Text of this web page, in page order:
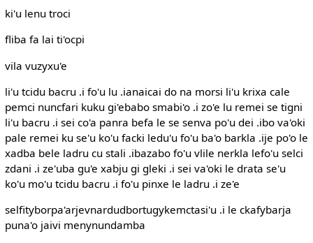
ki'u lenu troci
fliba fa lai ti'ocpi
vila vuzyxu'e
li'u tcidu bacru .i fo'u lu .ianaicai do na morsi li'u krixa cale
pemci nuncfari kuku gi'ebabo smabi'o .i zo'e lu remei se tigni
li'u bacru .i sei co'a panra befa le se senva po'u dei .ibo va'oki
pale remei ku se'u ko'u facki ledu'u fo'u ba'o barkla .ije po'o le
xadba bele ladru cu stali .ibazabo fo'u vlile nerkla lefo'u selci
zdani .i ze'uba gu'e xabju gi gleki .i sei va'oki le drata se'u
ko'u mo'u tcidu bacru .i fo'u pinxe le ladru .i ze'e
selfityborpa'arjevnardudbortugykemctasi'u .i le ckafybarja
puna'o jaivi menynundamba